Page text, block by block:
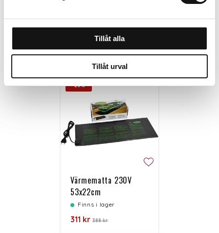
Tillåt alla
Tillåt urval
Personalen tipsar
-20%
Värmematta 230V
53x22cm
Finns i lager
311 kr 388 kr